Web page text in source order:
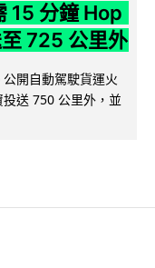
15 分鐘 Hop
725 公里外
開自動駕駛貨運火
送 750 公里外，並